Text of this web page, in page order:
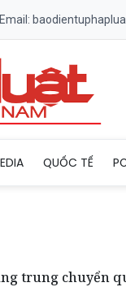
Email:
QUỐC TẾ
trung chuyển